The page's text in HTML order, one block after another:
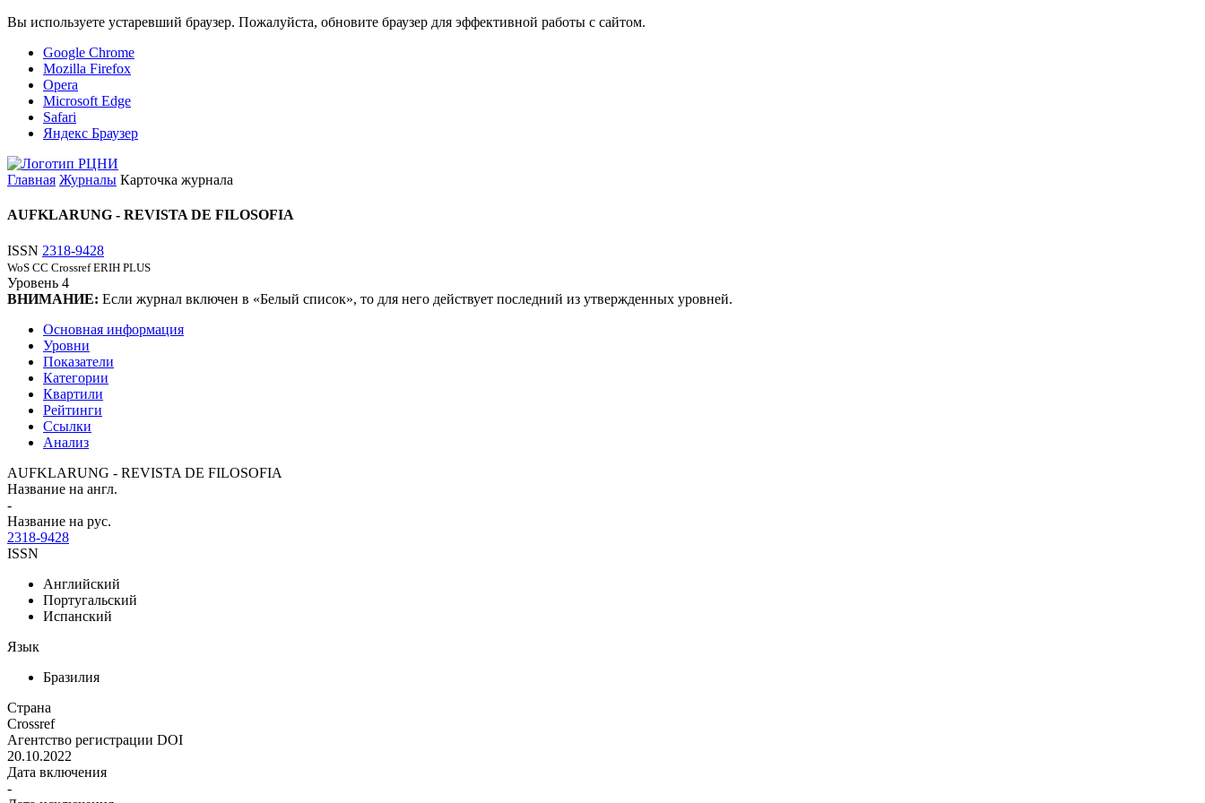
Вы используете устаревший браузер. Пожалуйста, обновите браузер для эффективной работы с сайтом.
Google Chrome
Mozilla Firefox
Opera
Microsoft Edge
Safari
Яндекс Браузер
Главная Журналы Карточка журнала
AUFKLARUNG - REVISTA DE FILOSOFIA
ISSN 2318-9428
WoS CC Crossref ERIH PLUS
Уровень 4
ВНИМАНИЕ: Если журнал включен в «Белый список», то для него действует последний из утвержденных уровней.
Основная информация
Уровни
Показатели
Категории
Квартили
Рейтинги
Ссылки
Анализ
AUFKLARUNG - REVISTA DE FILOSOFIA
Название на англ.
-
Название на рус.
2318-9428
ISSN
Английский
Португальский
Испанский
Язык
Бразилия
Страна
Crossref
Агентство регистрации DOI
20.10.2022
Дата включения
-